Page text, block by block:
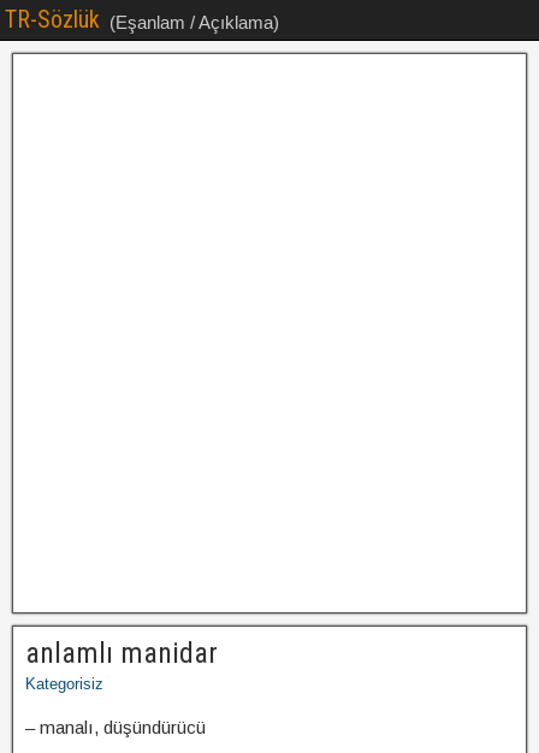
TR-Sözlük (Eşanlam / Açıklama)
anlamlı manidar
Kategorisiz
– manalı, düşündürücü